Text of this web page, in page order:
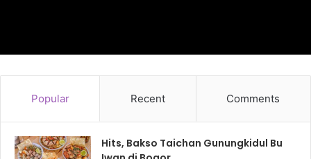
Popular Recent Comments
Hits, Bakso Taichan Gunungkidul Bu